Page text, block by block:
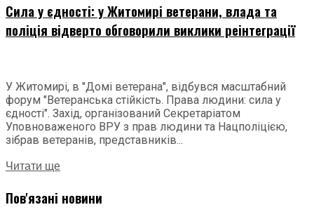
Сила у єдності: у Житомирі ветерани, влада та
поліція відверто обговорили виклики реінтеграції
У Житомирі, в "Домі ветерана", відбувся масштабний
форум "Ветеранська стійкість. Права людини: сила у
єдності". Захід, організований Секретаріатом
Уповноваженого ВРУ з прав людини та Нацполіцією,
зібрав ветеранів, представників...
Читати ще
Пов'язані новини